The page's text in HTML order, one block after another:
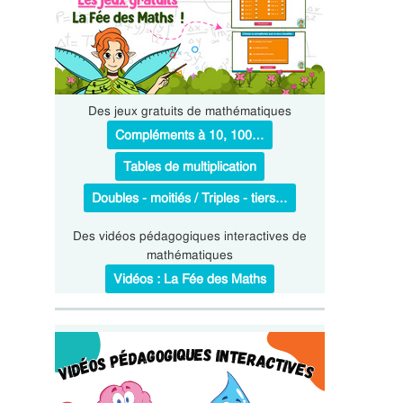
Des jeux gratuits de mathématiques
Compléments à 10, 100…
Tables de multiplication
Doubles - moitiés / Triples - tiers…
Des vidéos pédagogiques interactives de
mathématiques
Vidéos : La Fée des Maths